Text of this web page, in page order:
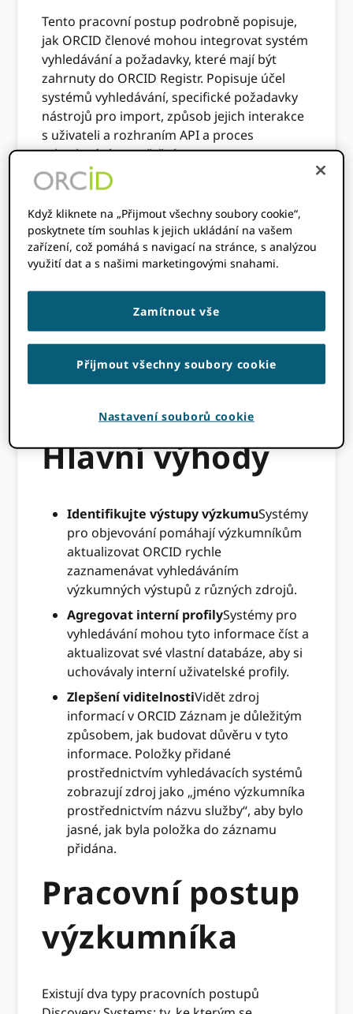
Tento pracovní postup podrobně popisuje,
jak ORCID členové mohou integrovat systém
vyhledávání a požadavky, které mají být
zahrnuty do ORCID Registr. Popisuje účel
systémů vyhledávání, specifické požadavky
nástrojů pro import, způsob jejich interakce
s uživateli a rozhraním API a proces
schvalování a spuštění.
Očekávané
publikum
který mohou používat databáze abstraktů a
citací, bibliografické katalogy, agregátory
metadat, registrační agentury a akademické
vyhledávače, které zapisují položky
Hlavní výhody
Identifikujte výstupy výzkumuSystémy
pro objevování pomáhají výzkumníkům
aktualizovat ORCID rychle
zaznamenávat vyhledáváním
výzkumných výstupů z různých zdrojů.
Agregovat interní profilySystémy pro
vyhledávání mohou tyto informace číst a
aktualizovat své vlastní databáze, aby si
uchovávaly interní uživatelské profily.
Zlepšení viditelnostiVidět zdroj
informací v ORCID Záznam je důležitým
způsobem, jak budovat důvěru v tyto
informace. Položky přidané
prostřednictvím vyhledávacích systémů
zobrazují zdroj jako „jméno výzkumníka
prostřednictvím názvu služby“, aby bylo
jasné, jak byla položka do záznamu
přidána.
Pracovní postup
výzkumníka
Existují dva typy pracovních postupů
Když kliknete na „Přijmout všechny soubory cookie“,
poskytnete tím souhlas k jejich ukládání na vašem
zařízení, což pomáhá s navigací na stránce, s analýzou
využití dat a s našimi marketingovými snahami.
Zamítnout vše
Přijmout všechny soubory cookie
Nastavení souborů cookie